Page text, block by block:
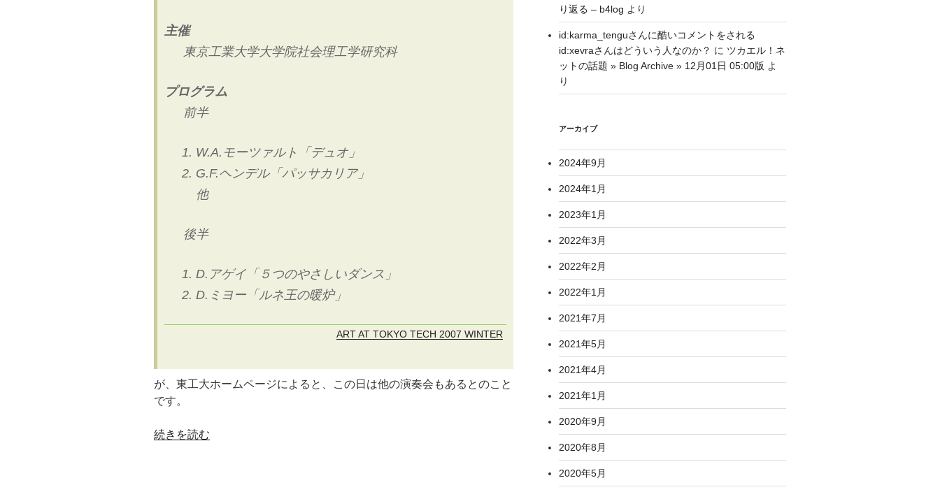
主催
東京工業大学大学院社会理工学研究科
プログラム
前半
W.A.モーツァルト「デュオ」
G.F.ヘンデル「パッサカリア」
他
後半
D.アゲイ「５つのやさしいダンス」
D.ミヨー「ルネ王の暖炉」
ART AT TOKYO TECH 2007 WINTER
が、東工大ホームページによると、この日は他の演奏会もあるとのこと
です。
“2008.03.24
続きを読む
り返る – b4log より
id:karma_tenguさんに酷いコメントをされる
id:xevraさんはどういう人なのか？ に ツカエル！ネ
ットの話題 » Blog Archive » 12月01日 05:00版 よ
り
アーカイブ
2024年9月
2024年1月
2023年1月
2022年3月
2022年2月
2022年1月
2021年7月
2021年5月
2021年4月
2021年1月
2020年9月
2020年8月
2020年5月